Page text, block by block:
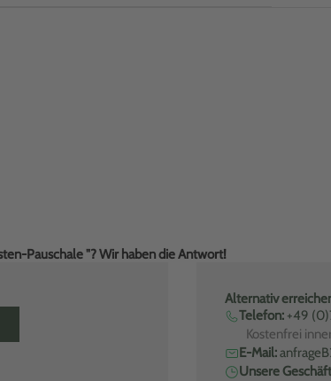
Pauschale "? Wir haben die Antwort!
Alternativ
Telefon: +49
Kostenfrei
E-Mail:
Unsere